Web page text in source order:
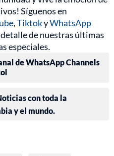
Síguenos en
,TiktokyWhatsApp
de nuestras últimas
especiales.
de WhatsApp Channels
con toda la
y el mundo.